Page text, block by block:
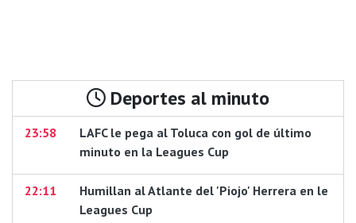
Deportes al minuto
23:58
LAFC le pega al Toluca con gol de último
minuto en la Leagues Cup
22:11
Humillan al Atlante del 'Piojo' Herrera en le
Leagues Cup